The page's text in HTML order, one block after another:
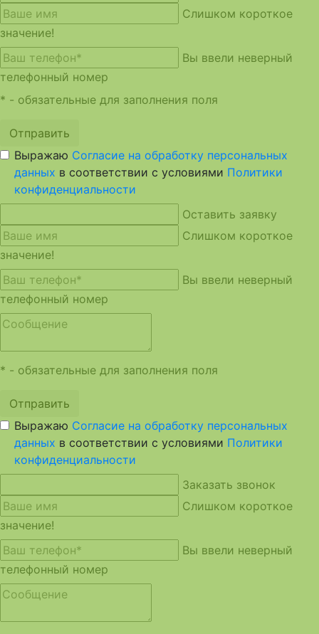
Слишком короткое
значение!
Вы ввели неверный
телефонный номер
* - обязательные для заполнения поля
Отправить
Выражаю Согласие на обработку персональных
данных в соответствии с условиями Политики
конфиденциальности
Оставить заявку
Слишком короткое
значение!
Вы ввели неверный
телефонный номер
* - обязательные для заполнения поля
Отправить
Выражаю Согласие на обработку персональных
данных в соответствии с условиями Политики
конфиденциальности
Заказать звонок
Слишком короткое
значение!
Вы ввели неверный
телефонный номер